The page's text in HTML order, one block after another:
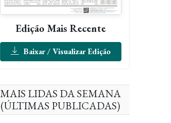
Edição Mais Recente
Baixar / Visualizar Edição
MAIS LIDAS DA SEMANA
(ÚLTIMAS PUBLICADAS)